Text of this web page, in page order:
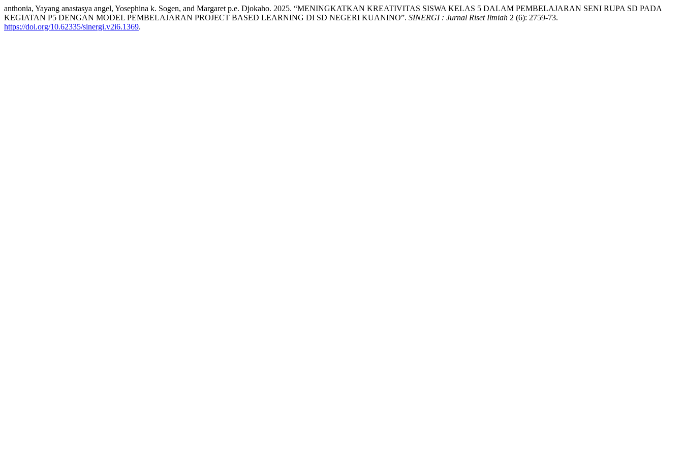
anthonia, Yayang anastasya angel, Yosephina k. Sogen, and Margaret p.e. Djokaho. 2025. “MENINGKATKAN KREATIVITAS SISWA KELAS 5 DALAM PEMBELAJARAN SENI RUPA SD PADA
KEGIATAN P5 DENGAN MODEL PEMBELAJARAN PROJECT BASED LEARNING DI SD NEGERI KUANINO”. SINERGI : Jurnal Riset Ilmiah 2 (6): 2759-73.
https://doi.org/10.62335/sinergi.v2i6.1369.